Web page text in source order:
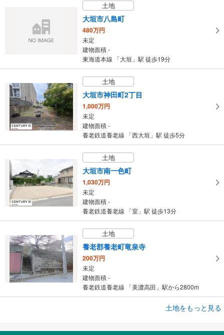
建物面積 101.85m
養老鉄道養老線 「美濃青柳」駅 徒歩12分
土地
大垣市八島町
480万円
未定
建物面積 -
東海道本線 「大垣」駅 徒歩19分
土地
大垣市神田町2丁目
1,000万円
未定
建物面積 -
養老鉄道養老線 「西大垣」駅 徒歩5分
土地
大垣市南一色町
1,030万円
未定
建物面積 -
養老鉄道養老線 「室」駅 徒歩13分
土地
養老郡養老町竜泉寺
200万円
未定
建物面積 -
養老鉄道養老線 「美濃高田」駅から2800m
土地をもっと見る